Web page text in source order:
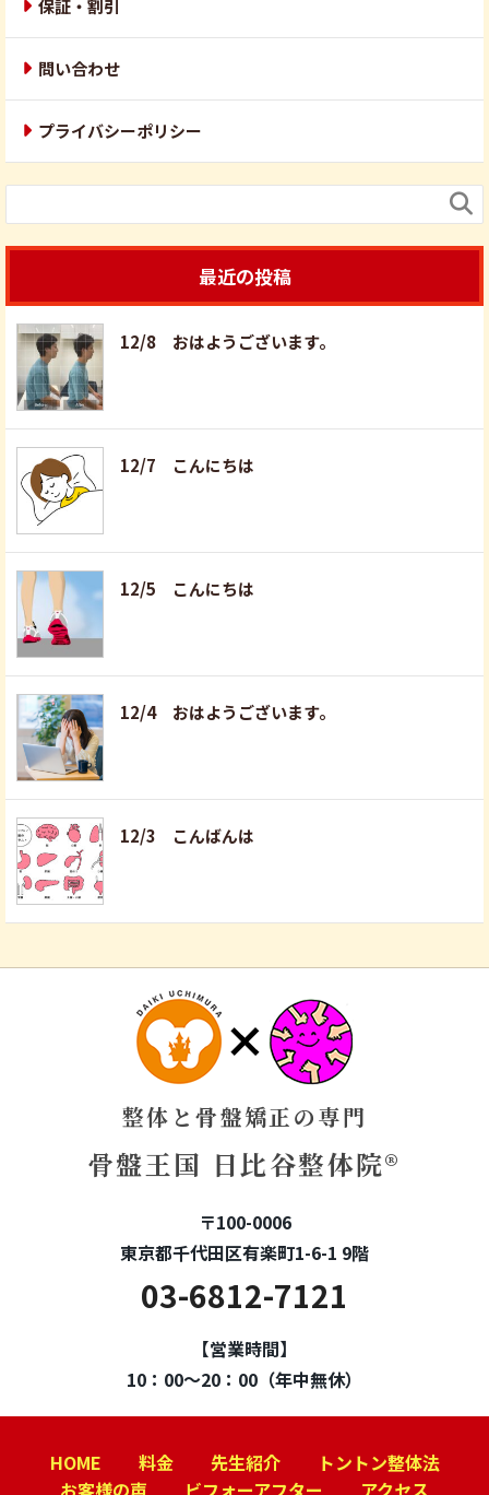
保証・割引
問い合わせ
プライバシーポリシー

最近の投稿
12/8 おはようございます。
12/7 こんにちは
12/5 こんにちは
12/4 おはようございます。
12/3 こんばんは
整体と骨盤矯正の専門
骨盤王国 日比谷整体院®
〒100-0006
東京都千代田区有楽町1-6-1 9階
03-6812-7121
【営業時間】
10：00～20：00（年中無休）
HOME 料金 先生紹介
トントン整体法
お客様の声
ビフォーアフター アクセス